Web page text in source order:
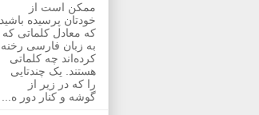
ممکن است از
خودتان پرسیده باشید
که معادل کلماتی که
به زبان فارسی رخنه
کرده‌اند چه کلماتی
هستند. یک چندتایی
را که در زیر از
گوشه و کنار دور ه...